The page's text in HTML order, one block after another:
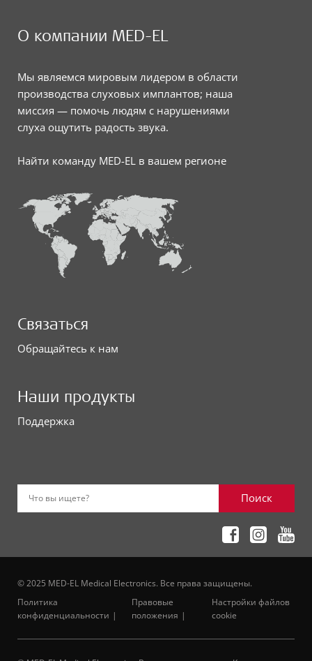
О компании MED-EL
Мы являемся мировым лидером в области
производства слуховых имплантов; наша
миссия — помочь людям с нарушениями
слуха ощутить радость звука.
Найти команду MED-EL в вашем регионе
Связаться
Обращайтесь к нам
Наши продукты
Поддержка
Что вы ищете? Поиск
© 2025 MED-EL Medical Electronics. Все права защищены.
Политика
конфиденциальности
Правовые
положения
Настройки файлов
cookie